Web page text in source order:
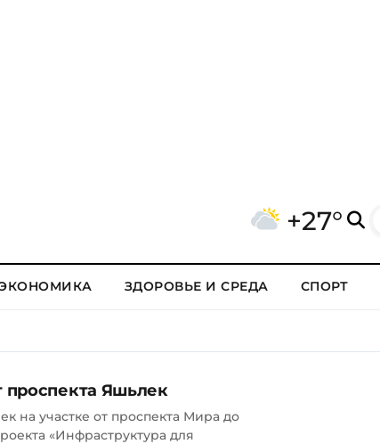
+27°
ЗДОРОВЬЕ И СРЕДА СПОРТ
Яшьлек
на участке от проспекта Мира до
«Инфраструктура для